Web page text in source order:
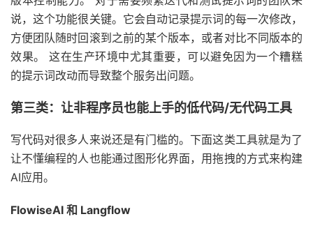
说，这个功能很关键。它会自动记录提示词的每一次修改，
方便团队随时回滚到之前的某个版本，或者对比不同版本的
效果。 这在生产环境中尤其重要，可以避免因为一个糟糕
的提示词改动而导致整个服务出问题。
第三类：让非程序员也能上手的低代码/无代码工具
写代码对很多人来说还是有门槛的。下面这类工具就是为了
让不懂编程的人也能通过图形化界面，用拖拽的方式来构建
AI应用。
FlowiseAI 和 Langflow